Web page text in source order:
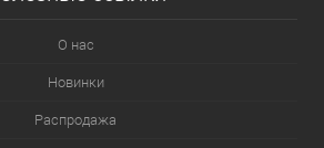
О нас
Новинки
Распродажа